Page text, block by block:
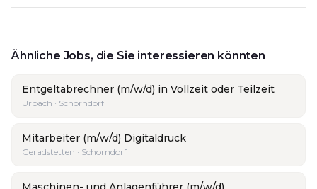
Ähnliche Jobs, die Sie interessieren könnten
Entgeltabrechner (m/w/d) in Vollzeit oder Teilzeit
Urbach · Schorndorf
Mitarbeiter (m/w/d) Digitaldruck
Geradstetten · Schorndorf